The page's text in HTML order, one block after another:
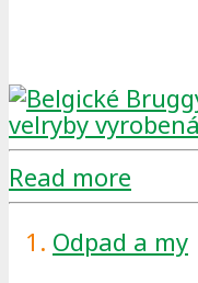
Read more
Odpad a my